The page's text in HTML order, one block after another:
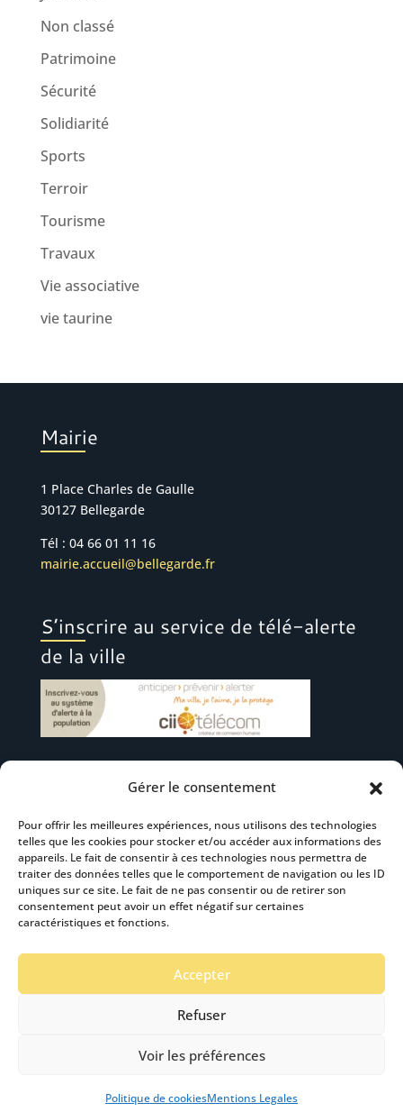
Gérer le consentement
Pour offrir les meilleures expériences, nous utilisons des technologies
telles que les cookies pour stocker et/ou accéder aux informations des
appareils. Le fait de consentir à ces technologies nous permettra de
traiter des données telles que le comportement de navigation ou les ID
uniques sur ce site. Le fait de ne pas consentir ou de retirer son
consentement peut avoir un effet négatif sur certaines
caractéristiques et fonctions.
Accepter
Refuser
Voir les préférences
Politique de cookiesMentions Legales
Non classé
Patrimoine
Sécurité
Solidiarité
Sports
Terroir
Tourisme
Travaux
Vie associative
vie taurine
Mairie
1 Place Charles de Gaulle
30127 Bellegarde
Tél : 04 66 01 11 16
mairie.accueil@bellegarde.fr
S’inscrire au service de télé-alerte
de la ville
Suivez-nous
S’abonner à la newsletter
Stardust Communication Copyright © 2019 -2024